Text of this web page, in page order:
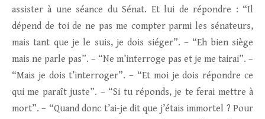
assister à une séance du Sénat. Et lui de répondre : “Il
dépend de toi de ne pas me compter parmi les sénateurs,
mais tant que je le suis, je dois siéger”. – “Eh bien siège
mais ne parle pas”. – “Ne m’interroge pas et je me tairai”. –
“Mais je dois t’interroger”. – “Et moi je dois répondre ce
qui me paraît juste”. – “Si tu réponds, je te ferai mettre à
mort”. – “Quand donc t’ai-je dit que j’étais immortel ? Pour